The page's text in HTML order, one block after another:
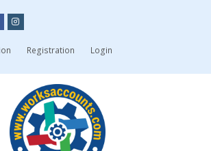
Registration Login